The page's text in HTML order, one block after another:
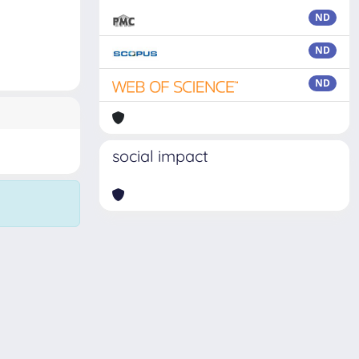
ND
ND
ND
social impact